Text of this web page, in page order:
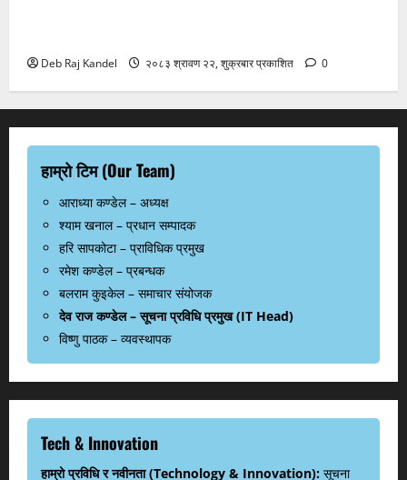
Deb Raj Kandel २०८३ श्रावण २२, शुक्रबार प्रकाशित 0
हाम्रो टिम (Our Team)
आराध्या कण्डेल – अध्यक्ष
श्याम खनाल – प्रधान सम्पादक
हरि सापकोटा – प्राविधिक प्रमुख
रमेश कण्डेल – प्रबन्धक
बलराम कुइकेल – समाचार संयोजक
देव राज कण्डेल – सूचना प्रविधि प्रमुख (IT Head)
विष्णु पाठक – व्यवस्थापक
Tech & Innovation
हाम्रो प्रविधि र नवीनता (Technology & Innovation): सूचना